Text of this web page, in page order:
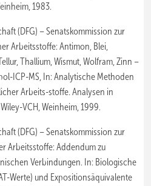
1983.
(DFG) – Senatskommission zur
Arbeitsstoffe: Antimon, Blei,
Thallium, Wismut, Wolfram, Zinn –
ICP-MS, In: Analytische Methoden
Arbeits-stoffe. Analysen in
VCH, Weinheim, 1999.
(DFG) – Senatskommission zur
Arbeitsstoffe: Addendum zu
Verbindungen. In: Biologische
Werte) und Expositionsäquivalente